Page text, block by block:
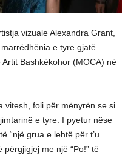
vizuale Alexandra Grant,
e tyre gjatë
Bashkëkohor (MOCA) në
vitesh, foli për mënyrën se si
e tyre. I pyetur nëse
“një grua e lehtë për t’u
me një “Po!” të